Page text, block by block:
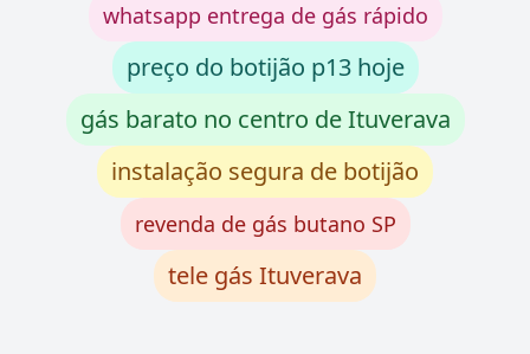
whatsapp entrega de gás rápido
preço do botijão p13 hoje
gás barato no centro de Ituverava
instalação segura de botijão
revenda de gás butano SP
tele gás Ituverava